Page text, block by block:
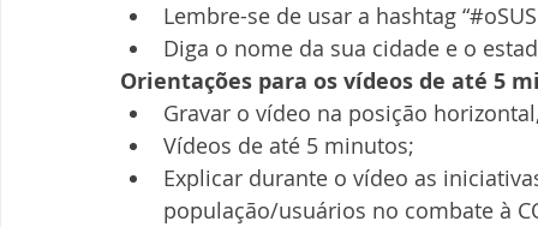
Lembre-se de usar a hashtag
Diga o nome da sua cidade e o
Orientações para os vídeos de até 5
Gravar o vídeo na posição
Vídeos de até 5 minutos;
Explicar durante o vídeo as
população/usuários no combate à